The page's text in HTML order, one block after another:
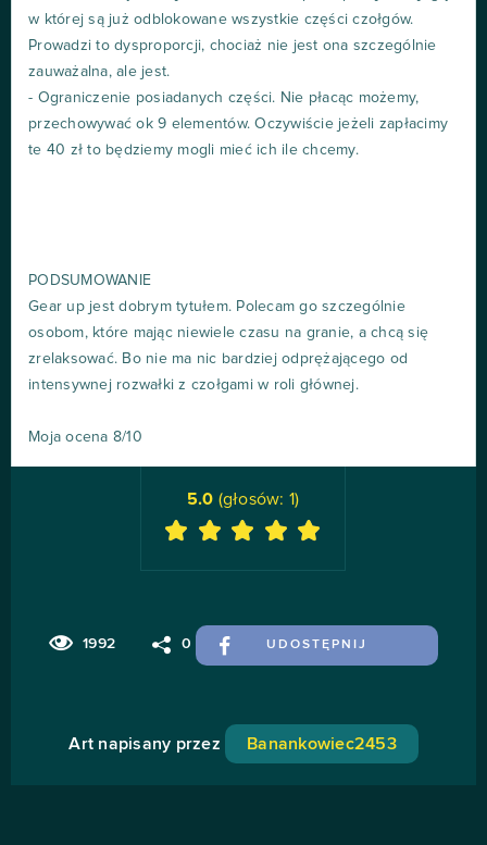
w której są już odblokowane wszystkie części czołgów.
Prowadzi to dysproporcji, chociaż nie jest ona szczególnie
zauważalna, ale jest.
- Ograniczenie posiadanych części. Nie płacąc możemy,
przechowywać ok 9 elementów. Oczywiście jeżeli zapłacimy
te 40 zł to będziemy mogli mieć ich ile chcemy.
PODSUMOWANIE
Gear up jest dobrym tytułem. Polecam go szczególnie
osobom, które mając niewiele czasu na granie, a chcą się
zrelaksować. Bo nie ma nic bardziej odprężającego od
intensywnej rozwałki z czołgami w roli głównej.
Moja ocena 8/10
1992 0 UDOSTĘPNIJ
5.0 (głosów: 1)
Art napisany przez Banankowiec2453